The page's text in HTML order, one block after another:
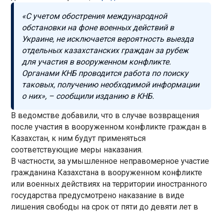
«С учетом обострения международной
обстановки на фоне военных действий в
Украине, не исключается вероятность выезда
отдельных казахстанских граждан за рубеж
для участия в вооруженном конфликте.
Органами КНБ проводится работа по поиску
таковых, получению необходимой информации
о них», – сообщили изданию в КНБ.
В ведомстве добавили, что в случае возвращения
после участия в вооруженном конфликте граждан в
Казахстан, к ним будут применяться
соответствующие меры наказания.
В частности, за умышленное неправомерное участие
гражданина Казахстана в вооруженном конфликте
или военных действиях на территории иностранного
государства предусмотрено наказание в виде
лишения свободы на срок от пяти до девяти лет в